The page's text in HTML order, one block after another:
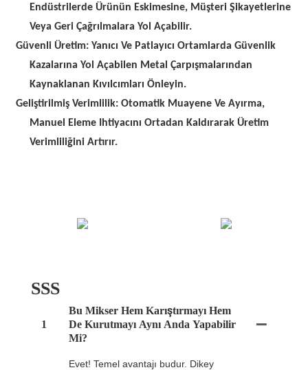
Endüstrilerde Ürünün Eskimesine, Müşteri Şikayetlerine
Veya Geri Çağrılmalara Yol Açabilir.
Güvenli Üretim: Yanıcı Ve Patlayıcı Ortamlarda Güvenlik
Kazalarına Yol Açabilen Metal Çarpışmalarından
Kaynaklanan Kıvılcımları Önleyin.
Geliştirilmiş Verimlilik: Otomatik Muayene Ve Ayırma,
Manuel Eleme Ihtiyacını Ortadan Kaldırarak Üretim
Verimliliğini Artırır.
SSS
1
Bu Mikser Hem Karıştırmayı Hem
De Kurutmayı Aynı Anda Yapabilir
Mi?
Evet! Temel avantajı budur. Dikey